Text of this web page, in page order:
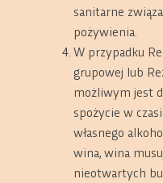
sanitarne
pożywienia.
W przypadku
grupowej lub
możliwym jest
spożycie w
własnego
wina, wina
nieotwartych